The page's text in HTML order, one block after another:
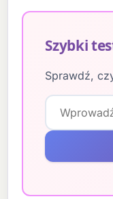
Szybki
Sprawdź,